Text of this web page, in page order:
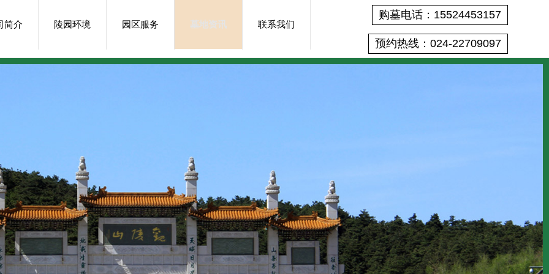
简介 陵园环境 园区服务 墓地资讯 联系我们
购墓电话：15524453157
预约热线：024-22709097